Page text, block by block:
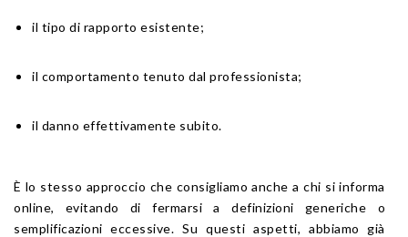
il tipo di rapporto esistente;
il comportamento tenuto dal professionista;
il danno effettivamente subito.
È lo stesso approccio che consigliamo anche a chi si informa
online, evitando di fermarsi a definizioni generiche o
semplificazioni eccessive. Su questi aspetti, abbiamo già